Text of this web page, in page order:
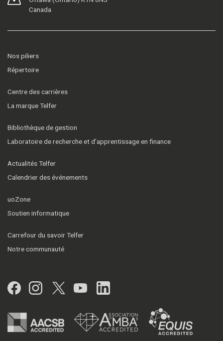
Canada
Nos piliers
Répertoire
Centre des carrières
La marque Telfer
Bibliothèque de gestion
Laboratoire de recherche et d’apprentissage en finance
Actualités Telfer
Calendrier des événements
uoZone
Soutien informatique
Carrefour du savoir Telfer
Notre communauté
Facebook
Instagram
Twitter
YouTubeLinkedIn